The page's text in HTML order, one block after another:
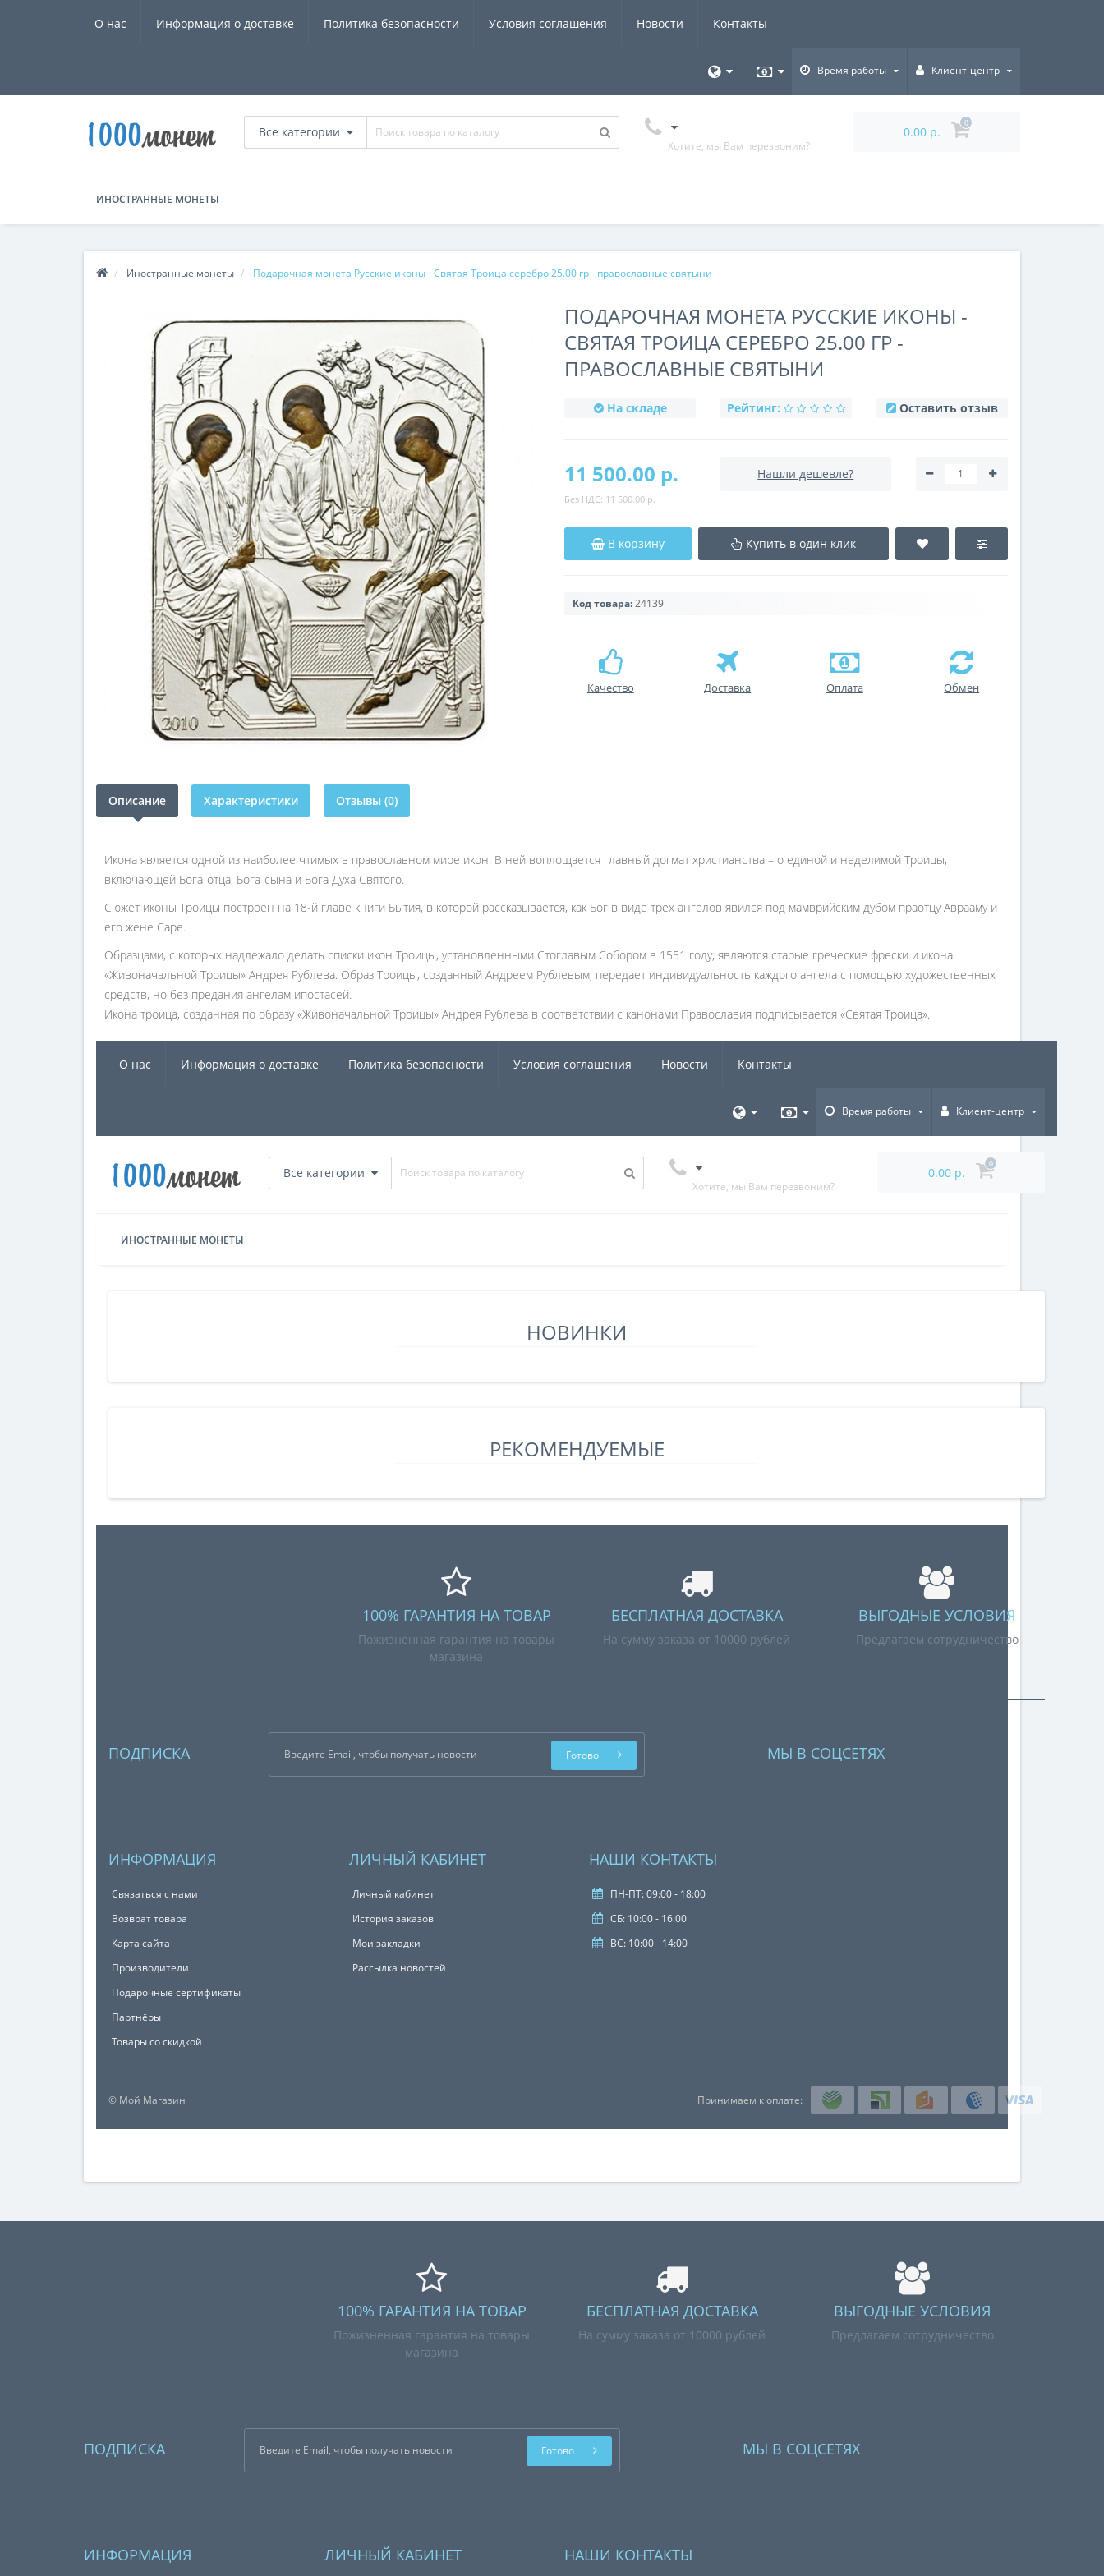
О нас Информация о доставке Политика безопасности Условия соглашения Новости Контакты
Время работы Клиент-центр
Все категории
Хотите, мы Вам перезвоним?
0.00 р.
0
ИНОСТРАННЫЕ МОНЕТЫ
Иностранные монеты Подарочная монета Русские иконы - Святая Троица серебро 25.00 гр - православные святыни
ПОДАРОЧНАЯ МОНЕТА РУССКИЕ ИКОНЫ -
СВЯТАЯ ТРОИЦА СЕРЕБРО 25.00 ГР -
ПРАВОСЛАВНЫЕ СВЯТЫНИ
На складе Рейтинг: Оставить отзыв
11 500.00 р.
Без НДС: 11 500.00 р.
Нашли дешевле?
В корзину Купить в один клик
Код товара:24139
Качество Доставка Оплата Обмен
Описание Характеристики Отзывы (0)
Икона является одной из наиболее чтимых в православном мире икон. В ней воплощается главный догмат христианства – о единой и неделимой Троицы,
включающей Бога-отца, Бога-сына и Бога Духа Святого.
Сюжет иконы Троицы построен на 18-й главе книги Бытия, в которой рассказывается, как Бог в виде трех ангелов явился под мамврийским дубом праотцу Аврааму и
его жене Саре.
Образцами, с которых надлежало делать списки икон Троицы, установленными Стоглавым Собором в 1551 году, являются старые греческие фрески и икона
«Живоначальной Троицы» Андрея Рублева. Образ Троицы, созданный Андреем Рублевым, передает индивидуальность каждого ангела с помощью художественных
средств, но без предания ангелам ипостасей.
Икона троица, созданная по образу «Живоначальной Троицы» Андрея Рублева в соответствии с канонами Православия подписывается «Святая Троица».
О нас Информация о доставке Политика безопасности Условия соглашения Новости Контакты
Время работы Клиент-центр
Все категории
Хотите, мы Вам перезвоним?
0.00 р.
0
ИНОСТРАННЫЕ МОНЕТЫ
НОВИНКИ
РЕКОМЕНДУЕМЫЕ
100% ГАРАНТИЯ НА ТОВАР
Пожизненная гарантия на товары
магазина
БЕСПЛАТНАЯ ДОСТАВКА
На сумму заказа от 10000 рублей
ВЫГОДНЫЕ УСЛОВИЯ
Предлагаем сотрудничество
ПОДПИСКА Готово МЫ В СОЦСЕТЯХ
ИНФОРМАЦИЯ
Связаться с нами
Возврат товара
Карта сайта
Производители
Подарочные сертификаты
Партнёры
Товары со скидкой
ЛИЧНЫЙ КАБИНЕТ
Личный кабинет
История заказов
Мои закладки
Рассылка новостей
НАШИ КОНТАКТЫ
ПН-ПТ: 09:00 - 18:00
СБ: 10:00 - 16:00
ВС: 10:00 - 14:00
© Мой Магазин Принимаем к оплате:
100% ГАРАНТИЯ НА ТОВАР
Пожизненная гарантия на товары
магазина
БЕСПЛАТНАЯ ДОСТАВКА
На сумму заказа от 10000 рублей
ВЫГОДНЫЕ УСЛОВИЯ
Предлагаем сотрудничество
ПОДПИСКА Готово МЫ В СОЦСЕТЯХ
ИНФОРМАЦИЯ ЛИЧНЫЙ КАБИНЕТ НАШИ КОНТАКТЫ